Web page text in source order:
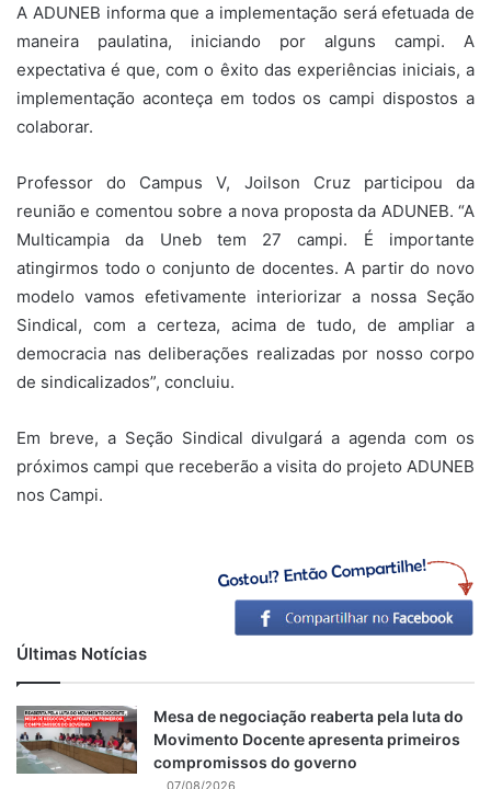
A ADUNEB informa que a implementação será efetuada de
maneira paulatina, iniciando por alguns campi. A
expectativa é que, com o êxito das experiências iniciais, a
implementação aconteça em todos os campi dispostos a
colaborar.
Professor do Campus V, Joilson Cruz participou da
reunião e comentou sobre a nova proposta da ADUNEB. “A
Multicampia da Uneb tem 27 campi. É importante
atingirmos todo o conjunto de docentes. A partir do novo
modelo vamos efetivamente interiorizar a nossa Seção
Sindical, com a certeza, acima de tudo, de ampliar a
democracia nas deliberações realizadas por nosso corpo
de sindicalizados”, concluiu.
Em breve, a Seção Sindical divulgará a agenda com os
próximos campi que receberão a visita do projeto ADUNEB
nos Campi.
Últimas Notícias
Mesa de negociação reaberta pela luta do
Movimento Docente apresenta primeiros
compromissos do governo
07/08/2026